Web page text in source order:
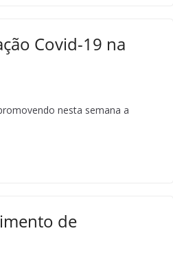
Covid-19 na
nesta semana a
de